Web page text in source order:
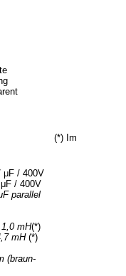
μF / 400V
/ 400V
parallel
mH(*)
mH(*)
(braun-
(*) Im